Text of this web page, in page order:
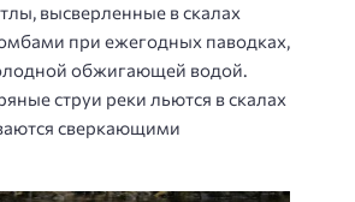
высверленные в скалах
при ежегодных паводках,
обжигающей водой.
струи реки льются в скалах
сверкающими